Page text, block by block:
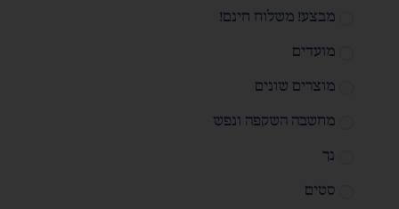
מבצע! משלוח חינם!
מועדים
מוצרים שונים
מחשבה השקפה ונפש
נך
סטים